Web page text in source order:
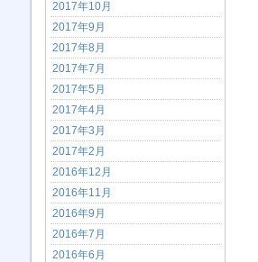
2017年10月
2017年9月
2017年8月
2017年7月
2017年5月
2017年4月
2017年3月
2017年2月
2016年12月
2016年11月
2016年9月
2016年7月
2016年6月